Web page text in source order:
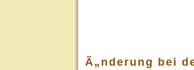
Ã„nderung bei